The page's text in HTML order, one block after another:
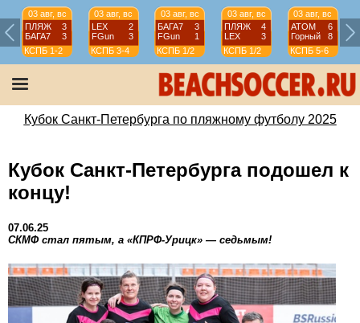
03 авг, вс
ПЛЯЖ
3
БАГА7
3
КСПБ 1-2
03 авг, вс
LEX
2
FGun
3
КСПБ 3-4
03 авг, вс
БАГА7
3
FGun
1
КСПБ 1/2
03 авг, вс
ПЛЯЖ
4
LEX
3
КСПБ 1/2
03 авг, вс
АТОМ
6
Горный
8
КСПБ 5-6
Кубок Санкт-Петербурга по пляжному футболу 2025
Кубок Санкт-Петербурга подошел к
концу!
07.06.25
СКМФ стал пятым, а «КПРФ-Урицк» — седьмым!